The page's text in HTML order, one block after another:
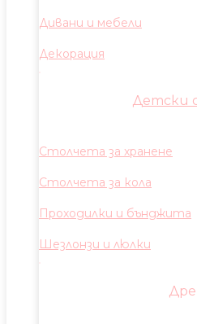
Дивани и мебели
Декорация
Детски
Столчета за хранене
Столчета за кола
Проходилки и бънджита
Шезлонзи и люлки